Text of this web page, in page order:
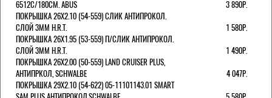
6512C/180СМ. ABUS
3 890Р.
ПОКРЫШКА 26X2.10 (54-559) СЛИК АНТИПРОКОЛ.
СЛОЙ 3ММ H.R.T.
1 580Р.
ПОКРЫШКА 26X1.95 (53-559) П/СЛИК АНТИПРОКОЛ.
СЛОЙ 3ММ H.R.T.
1 490Р.
ПОКРЫШКА 26X2.00 (50-559) LAND CRUISER PLUS,
АНТИПРКОЛ, SCHWALBE
4 047Р.
ПОКРЫШКА 29X2.10 (54-622) 05-11101143.01 SMART